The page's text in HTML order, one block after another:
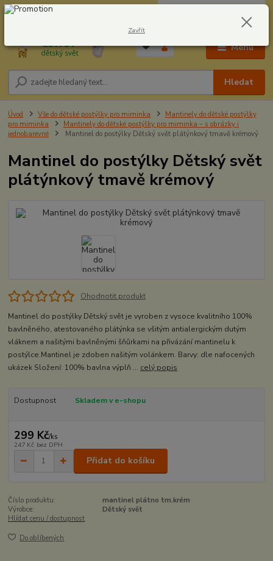
Menu
Hledat
604278943 0,00 Kč
Úvod Vše do dětské postýlky pro miminka
Mantinely do dětské postýlky
pro miminka
Mantinely do dětské postýlky pro miminka – s obrázky i
jednobarevné
Mantinel do postýlky Dětský svět plátýnkový tmavě krémový
Mantinel do postýlky Dětský svět
plátýnkový tmavě krémový
Ohodnotit produkt
Mantinel do postýlky Dětský svět je vyroben z vysoce kvalitního 100%
bavlněného, atestovaného plátýnka se všitým antialergickým dutým
vláknem a našitými bavlněnými šňůrkami na přivázání mantinelu k
postýlce.Mantinel je zdoben našitým volánkem. Barvy: dle nafocených
ukázek Složení: 100% bavlna výplň ... celý popis
Dostupnost Skladem v e-shopu
299 Kč/ks
247 Kč bez DPH
Přidat do košíku
Číslo produktu:
mantinel plátno tm.krém
Výrobce:
Dětský svět
Hlídat cenu / dostupnost
Do oblíbených
Zavřít